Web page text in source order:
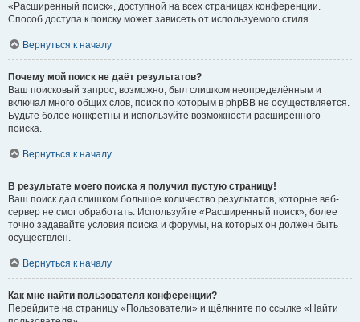
«Расширенный поиск», доступной на всех страницах конференции.
Способ доступа к поиску может зависеть от используемого стиля.
Вернуться к началу
Почему мой поиск не даёт результатов?
Ваш поисковый запрос, возможно, был слишком неопределённым и
включал много общих слов, поиск по которым в phpBB не осуществляется.
Будьте более конкретны и используйте возможности расширенного
поиска.
Вернуться к началу
В результате моего поиска я получил пустую страницу!
Ваш поиск дал слишком большое количество результатов, которые веб-
сервер не смог обработать. Используйте «Расширенный поиск», более
точно задавайте условия поиска и форумы, на которых он должен быть
осуществлён.
Вернуться к началу
Как мне найти пользователя конференции?
Перейдите на страницу «Пользователи» и щёлкните по ссылке «Найти